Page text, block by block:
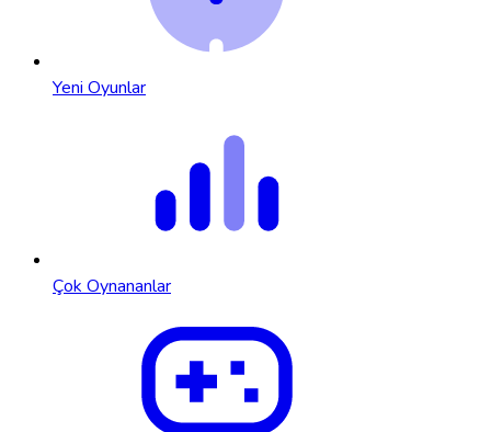
Yeni Oyunlar
Çok Oynananlar